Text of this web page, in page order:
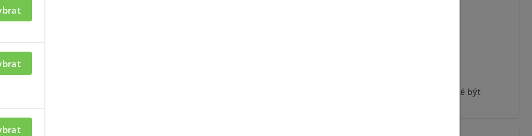
Pro zobrazení informací je nutné být